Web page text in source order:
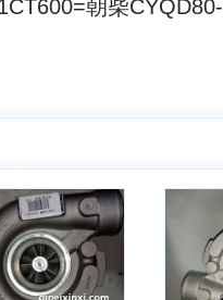
朝柴